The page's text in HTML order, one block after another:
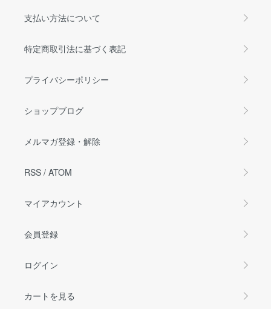
支払い方法について
特定商取引法に基づく表記
プライバシーポリシー
ショップブログ
メルマガ登録・解除
RSS / ATOM
マイアカウント
会員登録
ログイン
カートを見る